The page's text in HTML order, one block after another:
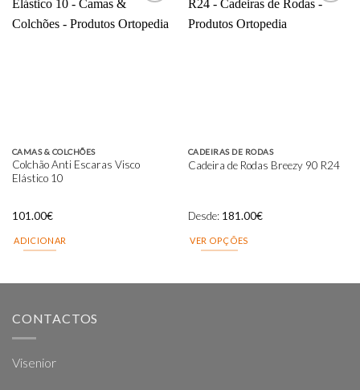
CAMAS & COLCHÕES
Colchão Anti Escaras Visco
Elástico 10
101.00€
ADICIONAR
CADEIRAS DE RODAS
Cadeira de Rodas Breezy 90 R24
Desde: 181.00€
VER OPÇÕES
CONTACTOS
Visenior